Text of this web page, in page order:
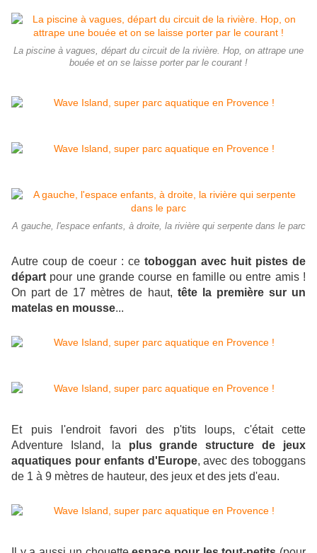
La piscine à vagues, départ du circuit de la rivière. Hop, on attrape une
bouée et on se laisse porter par le courant !
A gauche, l'espace enfants, à droite, la rivière qui serpente dans le parc
Autre coup de coeur : ce toboggan avec huit pistes de
départ pour une grande course en famille ou entre amis !
On part de 17 mètres de haut, tête la première sur un
matelas en mousse...
Et puis l'endroit favori des p'tits loups, c'était cette
Adventure Island, la plus grande structure de jeux
aquatiques pour enfants d'Europe, avec des toboggans
de 1 à 9 mètres de hauteur, des jeux et des jets d'eau.